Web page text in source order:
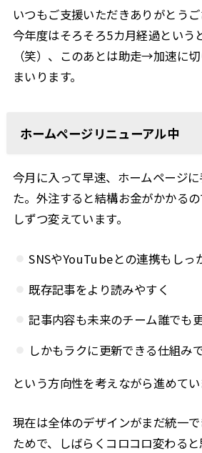
いつもご支援いただきありがとうご
今年度はそろそろ5カ月経過という
（笑）、このあとは助走→加速に
まいります。
ホームページリニューアル中
今月に入って早速、ホームページ
た。外注すると結構お金がかかる
しずつ変えています。
SNSやYouTubeとの連携もしっ
既存記事をより読みやすく
記事内容も未来のチーム誰でも
しかもラクに更新できる仕組み
という方向性を考えながら進めてい
現在は全体のデザインがまだ統一
ためで、しばらくコロコロ変わる